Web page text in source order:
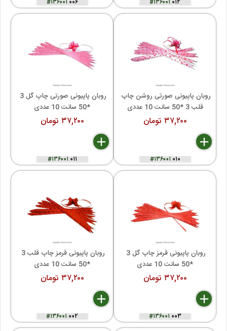
#۱۳۶۰۰۱ ۰۰۶ #۱۳۶۰۰۱ ۰۱۲
*50 سانت 10 عددی
۳۷,۲۰۰ تومان
delete
remove
add
#۱۳۶۰۰۱۰۱۱
قلب 3 *50 سانت 10 عددی
۳۷,۲۰۰ تومان
delete
remove
add
#۱۳۶۰۰۱۰۱۰
*50 سانت 10 عددی
۳۷,۲۰۰ تومان
delete
remove
add
#۱۳۶۰۰۱۰۰۲
*50 سانت 10 عددی
۳۷,۲۰۰ تومان
delete
remove
add
#۱۳۶۰۰۱۰۰۳